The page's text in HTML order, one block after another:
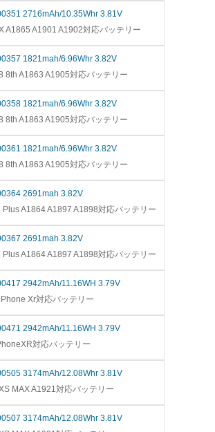
2716mAh/10.35Whr 3.81V
A1865 A1901 A1902対応バッテリー
1821mah/6.96Whr 3.82V
8th A1863 A1905対応バッテリー
1821mah/6.96Whr 3.82V
8th A1863 A1905対応バッテリー
1821mah/6.96Whr 3.82V
8th A1863 A1905対応バッテリー
2691mah 3.82V
Plus A1864 A1897 A1898対応バッテリー
2691mah 3.82V
Plus A1864 A1897 A1898対応バッテリー
2942mAh/11.16WH 3.79V
Xr対応バッテリー
2942mAh/11.16WH 3.79V
対応バッテリー
3174mAh/12.08Whr 3.81V
MAX A1921対応バッテリー
3174mAh/12.08Whr 3.81V